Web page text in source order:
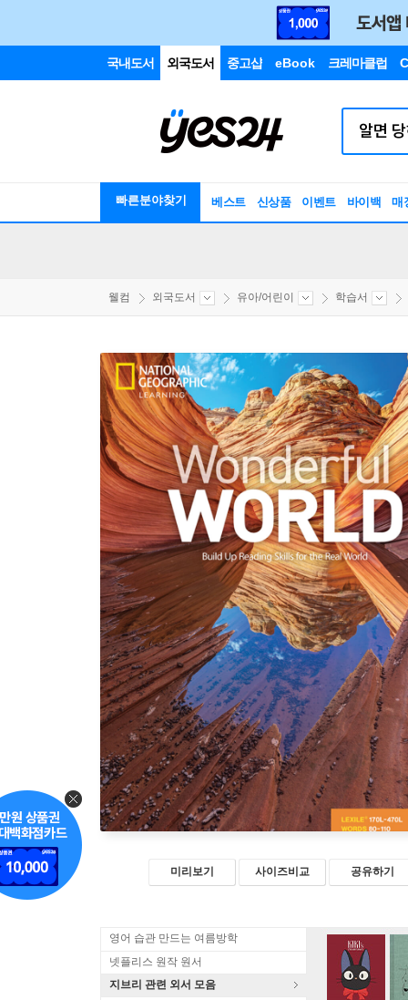
국내도서 외국도서 중고샵 eBook 크레마클럽
빠른분야찾기 베스트 신상품 이벤트 바이백 매
웰컴 외국도서 유아/어린이 학습서
미리보기 사이즈비교 공유하기
영어 습관 만드는 여름방학
넷플리스 원작 원서
지브리 관련 외서 모음